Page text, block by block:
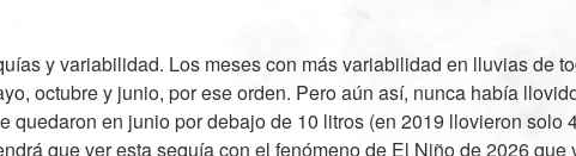
y variabilidad. Los meses con más variabilidad en lluvias de
octubre y junio, por ese orden. Pero aún así, nunca había
quedaron en junio por debajo de 10 litros (en 2019 llovieron solo
que ver esta sequía con el fenómeno de El Niño de 2026 que